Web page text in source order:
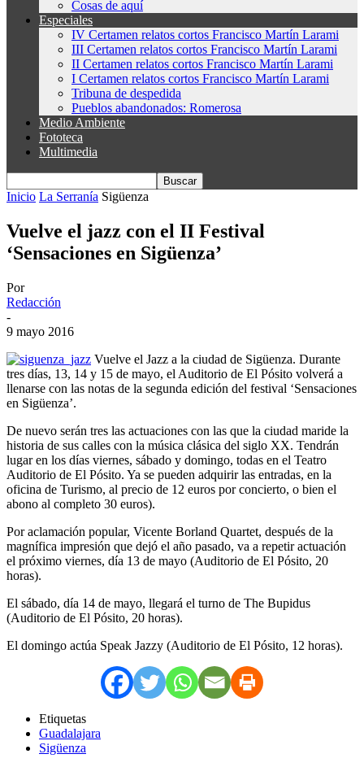
Cosas de aquí
Especiales
IV Certamen relatos cortos Francisco Martín Larami
III Certamen relatos cortos Francisco Martín Larami
II Certamen relatos cortos Francisco Martín Larami
I Certamen relatos cortos Francisco Martín Larami
Tribuna de despedida
Pueblos abandonados: Romerosa
Medio Ambiente
Fototeca
Multimedia
Inicio La Serranía Sigüenza
Vuelve el jazz con el II Festival
‘Sensaciones en Sigüenza’
Por
Redacción
-
9 mayo 2016
Vuelve el Jazz a la ciudad de Sigüenza. Durante
tres días, 13, 14 y 15 de mayo, el Auditorio de El Pósito volverá a
llenarse con las notas de la segunda edición del festival ‘Sensaciones
en Sigüenza’.
De nuevo serán tres las actuaciones con las que la ciudad maride la
historia de sus calles con la música clásica del siglo XX. Tendrán
lugar en los días viernes, sábado y domingo, todas en el Teatro
Auditorio de El Pósito. Ya se pueden adquirir las entradas, en la
oficina de Turismo, al precio de 12 euros por concierto, o bien el
abono al completo 30 euros).
Por aclamación popular, Vicente Borland Quartet, después de la
magnífica impresión que dejó el año pasado, va a repetir actuación
el próximo viernes, día 13 de mayo (Auditorio de El Pósito, 20
horas).
El sábado, día 14 de mayo, llegará el turno de The Bupidus
(Auditorio de El Pósito, 20 horas).
El domingo actúa Speak Jazzy (Auditorio de El Pósito, 12 horas).
Etiquetas
Guadalajara
Sigüenza